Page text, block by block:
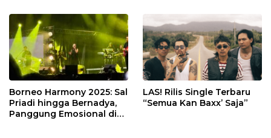
Borneo Harmony 2025: Sal
Priadi hingga Bernadya,
Panggung Emosional di
LAS! Rilis Single Terbaru
“Semua Kan Baxx’ Saja”